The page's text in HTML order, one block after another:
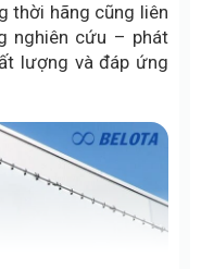
thời hãng cũng liên
nghiên cứu – phát
lượng và đáp ứng